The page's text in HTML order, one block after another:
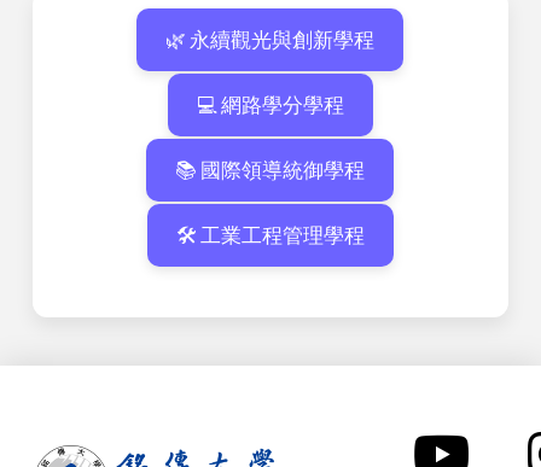
🌿 永續觀光與創新學程
💻 網路學分學程
📚 國際領導統御學程
🛠 工業工程管理學程